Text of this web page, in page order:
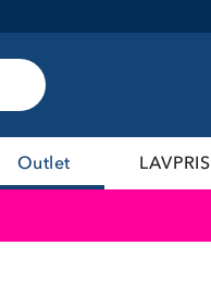
Outlet LAVPRIS